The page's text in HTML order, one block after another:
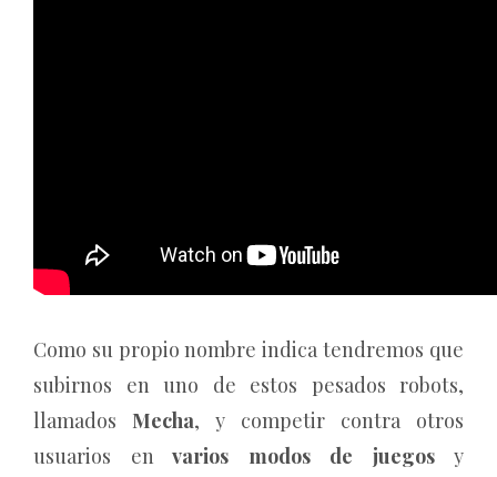
Como su propio nombre indica tendremos que
subirnos en uno de estos pesados robots,
llamados Mecha, y competir contra otros
usuarios envarios modos de juegosy